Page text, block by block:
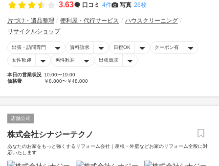
3.63 口コミ 4件 写真 26枚
片づけ・遺品整理 便利屋・代行サービス
ハウスクリーニング
リサイクルショップ
出張・訪問専門 資料請求 日祝OK クーポン有
女性歓迎 男性歓迎 出張買取
本日の営業状況 10:00〜19:00
価格帯
￥8,800〜￥48,000
店舗公式
株式会社シナジーテクノ
あなたのお家をもっと強くするリフォーム会社｜屋根・外壁などお家のリフォーム全般に対
応いたします